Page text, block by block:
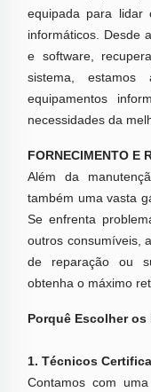
equipada para lidar
informáticos. Desde
e software,
sistema,
equipamentos
necessidades da
FORNECIMENTO E
Além da
também uma vasta
Se enfrenta
outros consumíveis,
de reparação ou
obtenha o máximo
Porquê Escolher
1. Técnicos
Contamos com